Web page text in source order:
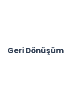
Geri Dönüşüm